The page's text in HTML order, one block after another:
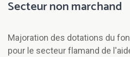
Secteur non marchand
Majoration des dotations du
pour le secteur flamand de